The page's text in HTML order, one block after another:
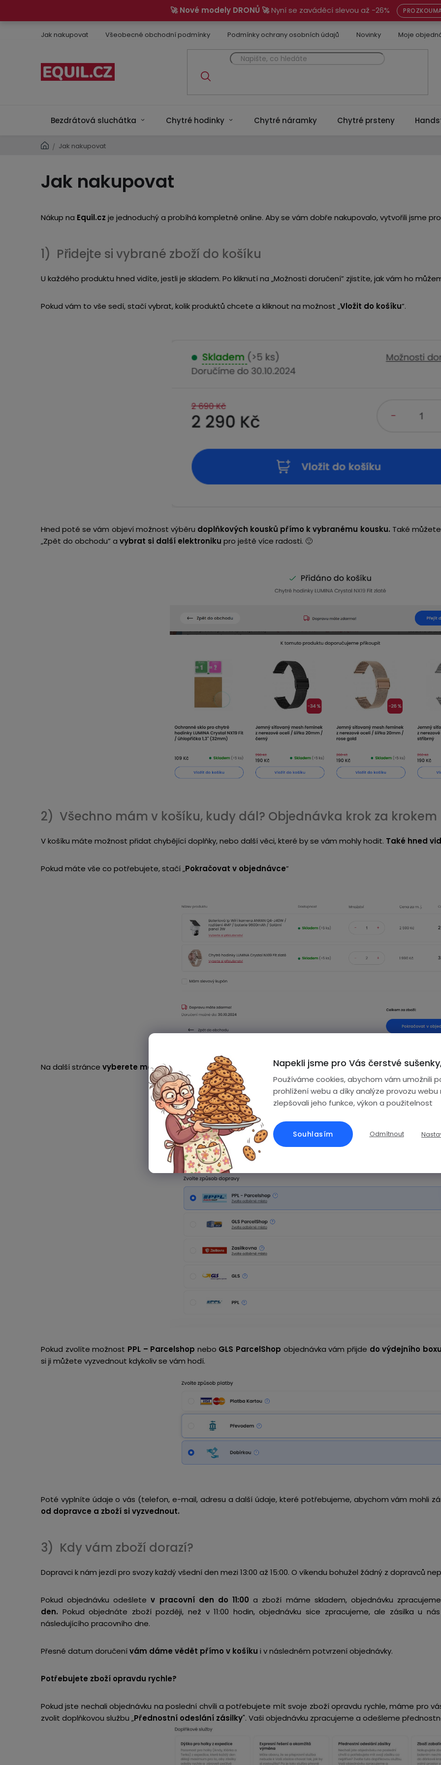
Napekli jsme pro Vás čerstvé
Používáme cookies, abychom vám umožnili
prohlížení webu a díky analýze provozu
zlepšovali jeho funkce, výkon a použitelnost
Odmítnout
Souhlasím
🚀 Nové modely DRONŮ 🚀Nyní se zaváděcí slevou až -26%
Jak nakupovat Všeobecné obchodní podmínky Podmínky ochrany osobních údajů Novinky Moje
Bezdrátová sluchátka Chytré hodinky Chytré náramky Chytré prsteny
Domů
/ Jak nakupovat
Jak nakupovat
Nákup na Equil.cz je jednoduchý a probíhá kompletně online. Aby se vám dobře nakupovalo, vytvořili jsme
1) Přidejte si vybrané zboží do košíku
U každého produktu hned vidíte, jestli je skladem. Po kliknutí na „Možnosti doručení” zjistíte, jak vám ho
Pokud vám to vše sedí, stačí vybrat, kolik produktů chcete a kliknout na možnost „Vložit do košíku”.
Hned poté se vám objeví možnost výběru doplňkových kousků přímo k vybranému kousku. Také
„Zpět do obchodu” a vybrat si další elektroniku pro ještě více radosti. 🙂
2) Všechno mám v košíku, kudy dál? Objednávka krok za krokem
V košíku máte možnost přidat chybějící doplňky, nebo další věci, které by se vám mohly hodit. Také hned
Pokud máte vše co potřebujete, stačí „Pokračovat v objednávce”
Na další stránce vyberete možnost platby a dopravy.
Pokud zvolíte možnost PPL – Parcelshop nebo GLS ParcelShop objednávka vám přijde do výdejního
si ji můžete vyzvednout kdykoliv se vám hodí.
Poté vyplníte údaje o vás (telefon, e-mail, adresu a další údaje, které potřebujeme, abychom vám mohli
od dopravce a zboží si vyzvednout.
3) Kdy vám zboží dorazí?
Dopravci k nám jezdí pro svozy každý všední den mezi 13:00 až 15:00. O víkendu bohužel žádný z dopravců
Pokud objednávku odešletev pracovní den do 11:00 a zboží máme skladem, objednávku
den. Pokud objednáte zboží později, než v 11:00 hodin, objednávku sice zpracujeme, ale zásilka u
následujícího pracovního dne.
Přesné datum doručenívám dáme vědět přímo v košíku i v následném potvrzení objednávky.
Potřebujete zboží opravdu rychle?
Pokud jste nechali objednávku na poslední chvíli a potřebujete mít svoje zboží opravdu rychle, máme pro
zvolit doplňkovou službu „Přednostní odeslání zásilky". Vaši objednávku zpracujeme a odešleme